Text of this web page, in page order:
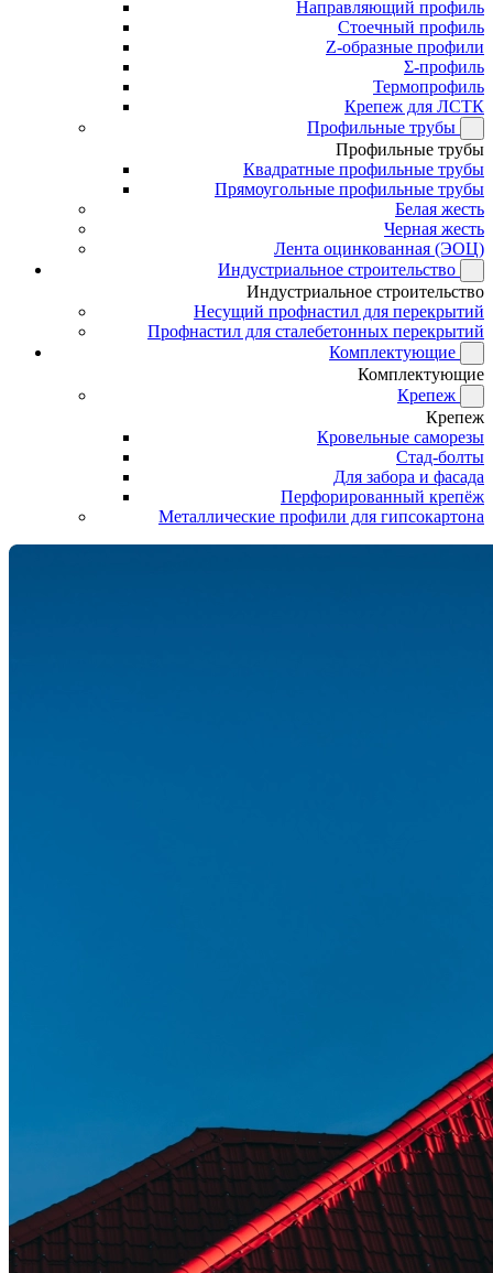
Направляющий профиль
Стоечный профиль
Z-образные профили
Σ-профиль
Термопрофиль
Крепеж для ЛСТК
Профильные трубы
Профильные трубы
Квадратные профильные трубы
Прямоугольные профильные трубы
Белая жесть
Черная жесть
Лента оцинкованная (ЭОЦ)
Индустриальное строительство
Индустриальное строительство
Несущий профнастил для перекрытий
Профнастил для сталебетонных перекрытий
Комплектующие
Комплектующие
Крепеж
Крепеж
Кровельные саморезы
Стад-болты
Для забора и фасада
Перфорированный крепёж
Металлические профили для гипсокартона